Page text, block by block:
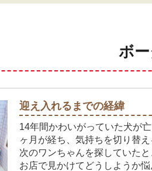
ボ
迎え入れるまでの経緯
14年間かわいがっていた犬が
ヶ月が経ち、気持ちを切り替
次のワンちゃんを探していた
お店で見かけてどうしようか